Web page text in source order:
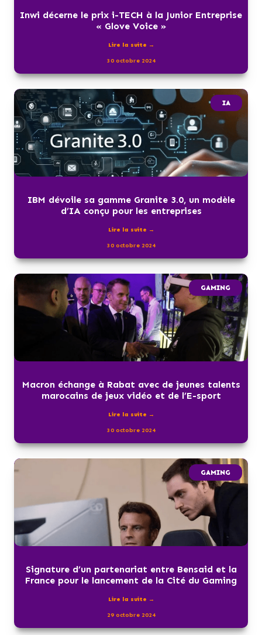
Inwi décerne le prix i-TECH à la Junior Entreprise
« Glove Voice »
Lire la suite →
30 octobre 2024
IA
IBM dévoile sa gamme Granite 3.0, un modèle
d’IA conçu pour les entreprises
Lire la suite →
30 octobre 2024
GAMING
Macron échange à Rabat avec de jeunes talents
marocains de jeux vidéo et de l’E-sport
Lire la suite →
30 octobre 2024
GAMING
Signature d’un partenariat entre Bensaid et la
France pour le lancement de la Cité du Gaming
Lire la suite →
29 octobre 2024